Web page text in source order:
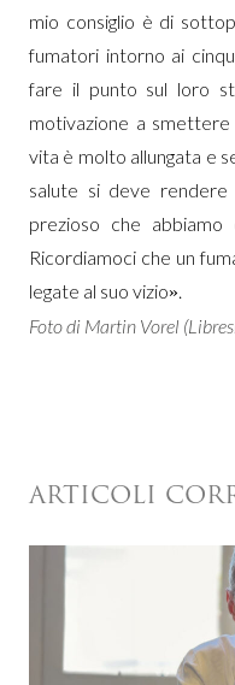
mio consiglio è di
fumatori intorno ai
fare il punto sul loro
motivazione a
vita è molto allungata e
salute si deve
prezioso che
Ricordiamoci che un
legate al suo vizio».
Foto di Martin Vorel
ARTICOLI